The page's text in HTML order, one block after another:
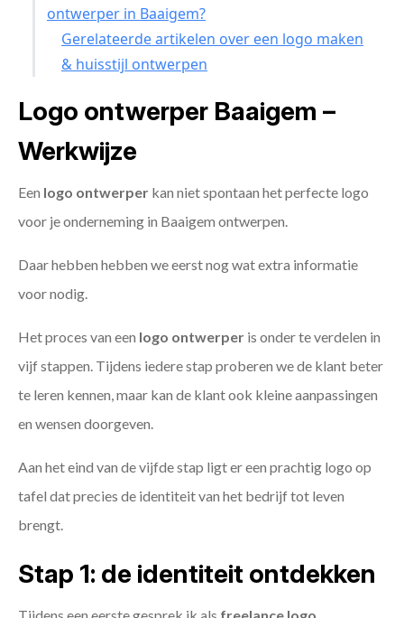
ontwerper in Baaigem?
Gerelateerde artikelen over een logo maken
& huisstijl ontwerpen
Logo ontwerper Baaigem –
Werkwijze
Een logo ontwerper kan niet spontaan het perfecte logo
voor je onderneming in Baaigem ontwerpen.
Daar hebben hebben we eerst nog wat extra informatie
voor nodig.
Het proces van een logo ontwerper is onder te verdelen in
vijf stappen. Tijdens iedere stap proberen we de klant beter
te leren kennen, maar kan de klant ook kleine aanpassingen
en wensen doorgeven.
Aan het eind van de vijfde stap ligt er een prachtig logo op
tafel dat precies de identiteit van het bedrijf tot leven
brengt.
Stap 1: de identiteit ontdekken